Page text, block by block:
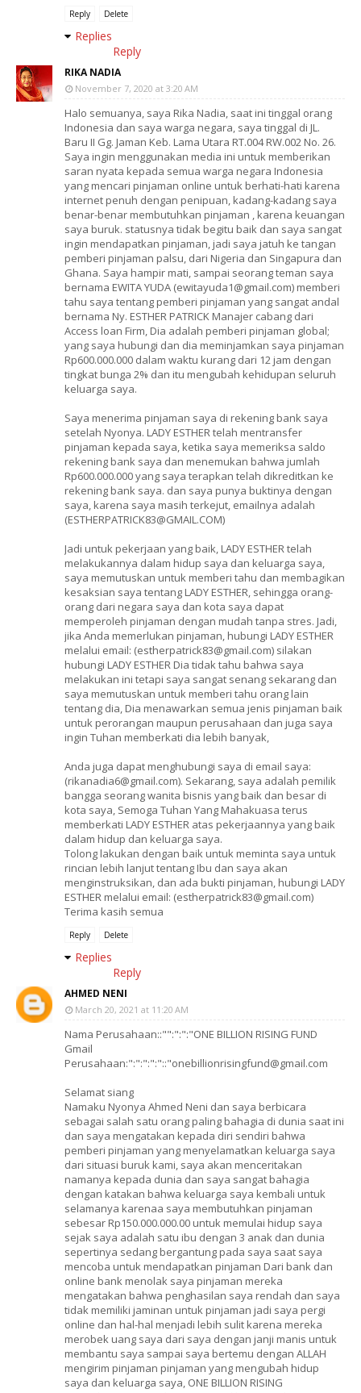
Reply Delete
Replies
Reply
RIKA NADIA
November 7, 2020 at 3:20 AM
Halo semuanya, saya Rika Nadia, saat ini tinggal orang
Indonesia dan saya warga negara, saya tinggal di JL.
Baru II Gg. Jaman Keb. Lama Utara RT.004 RW.002 No. 26.
Saya ingin menggunakan media ini untuk memberikan
saran nyata kepada semua warga negara Indonesia
yang mencari pinjaman online untuk berhati-hati karena
internet penuh dengan penipuan, kadang-kadang saya
benar-benar membutuhkan pinjaman , karena keuangan
saya buruk. statusnya tidak begitu baik dan saya sangat
ingin mendapatkan pinjaman, jadi saya jatuh ke tangan
pemberi pinjaman palsu, dari Nigeria dan Singapura dan
Ghana. Saya hampir mati, sampai seorang teman saya
bernama EWITA YUDA (ewitayuda1@gmail.com) memberi
tahu saya tentang pemberi pinjaman yang sangat andal
bernama Ny. ESTHER PATRICK Manajer cabang dari
Access loan Firm, Dia adalah pemberi pinjaman global;
yang saya hubungi dan dia meminjamkan saya pinjaman
Rp600.000.000 dalam waktu kurang dari 12 jam dengan
tingkat bunga 2% dan itu mengubah kehidupan seluruh
keluarga saya.
Saya menerima pinjaman saya di rekening bank saya
setelah Nyonya. LADY ESTHER telah mentransfer
pinjaman kepada saya, ketika saya memeriksa saldo
rekening bank saya dan menemukan bahwa jumlah
Rp600.000.000 yang saya terapkan telah dikreditkan ke
rekening bank saya. dan saya punya buktinya dengan
saya, karena saya masih terkejut, emailnya adalah
(ESTHERPATRICK83@GMAIL.COM)
Jadi untuk pekerjaan yang baik, LADY ESTHER telah
melakukannya dalam hidup saya dan keluarga saya,
saya memutuskan untuk memberi tahu dan membagikan
kesaksian saya tentang LADY ESTHER, sehingga orang-
orang dari negara saya dan kota saya dapat
memperoleh pinjaman dengan mudah tanpa stres. Jadi,
jika Anda memerlukan pinjaman, hubungi LADY ESTHER
melalui email: (estherpatrick83@gmail.com) silakan
hubungi LADY ESTHER Dia tidak tahu bahwa saya
melakukan ini tetapi saya sangat senang sekarang dan
saya memutuskan untuk memberi tahu orang lain
tentang dia, Dia menawarkan semua jenis pinjaman baik
untuk perorangan maupun perusahaan dan juga saya
ingin Tuhan memberkati dia lebih banyak,
Anda juga dapat menghubungi saya di email saya:
(rikanadia6@gmail.com). Sekarang, saya adalah pemilik
bangga seorang wanita bisnis yang baik dan besar di
kota saya, Semoga Tuhan Yang Mahakuasa terus
memberkati LADY ESTHER atas pekerjaannya yang baik
dalam hidup dan keluarga saya.
Tolong lakukan dengan baik untuk meminta saya untuk
rincian lebih lanjut tentang Ibu dan saya akan
menginstruksikan, dan ada bukti pinjaman, hubungi LADY
ESTHER melalui email: (estherpatrick83@gmail.com)
Terima kasih semua
Reply Delete
Replies
Reply
AHMED NENI
March 20, 2021 at 11:20 AM
Nama Perusahaan::"":":":"ONE BILLION RISING FUND
Gmail
Perusahaan:":":":":"::"onebillionrisingfund@gmail.com
Selamat siang
Namaku Nyonya Ahmed Neni dan saya berbicara
sebagai salah satu orang paling bahagia di dunia saat ini
dan saya mengatakan kepada diri sendiri bahwa
pemberi pinjaman yang menyelamatkan keluarga saya
dari situasi buruk kami, saya akan menceritakan
namanya kepada dunia dan saya sangat bahagia
dengan katakan bahwa keluarga saya kembali untuk
selamanya karenaa saya membutuhkan pinjaman
sebesar Rp150.000.000.00 untuk memulai hidup saya
sejak saya adalah satu ibu dengan 3 anak dan dunia
sepertinya sedang bergantung pada saya saat saya
mencoba untuk mendapatkan pinjaman Dari bank dan
online bank menolak saya pinjaman mereka
mengatakan bahwa penghasilan saya rendah dan saya
tidak memiliki jaminan untuk pinjaman jadi saya pergi
online dan hal-hal menjadi lebih sulit karena mereka
merobek uang saya dari saya dengan janji manis untuk
membantu saya sampai saya bertemu dengan ALLAH
mengirim pinjaman pinjaman yang mengubah hidup
saya dan keluarga saya, ONE BILLION RISING